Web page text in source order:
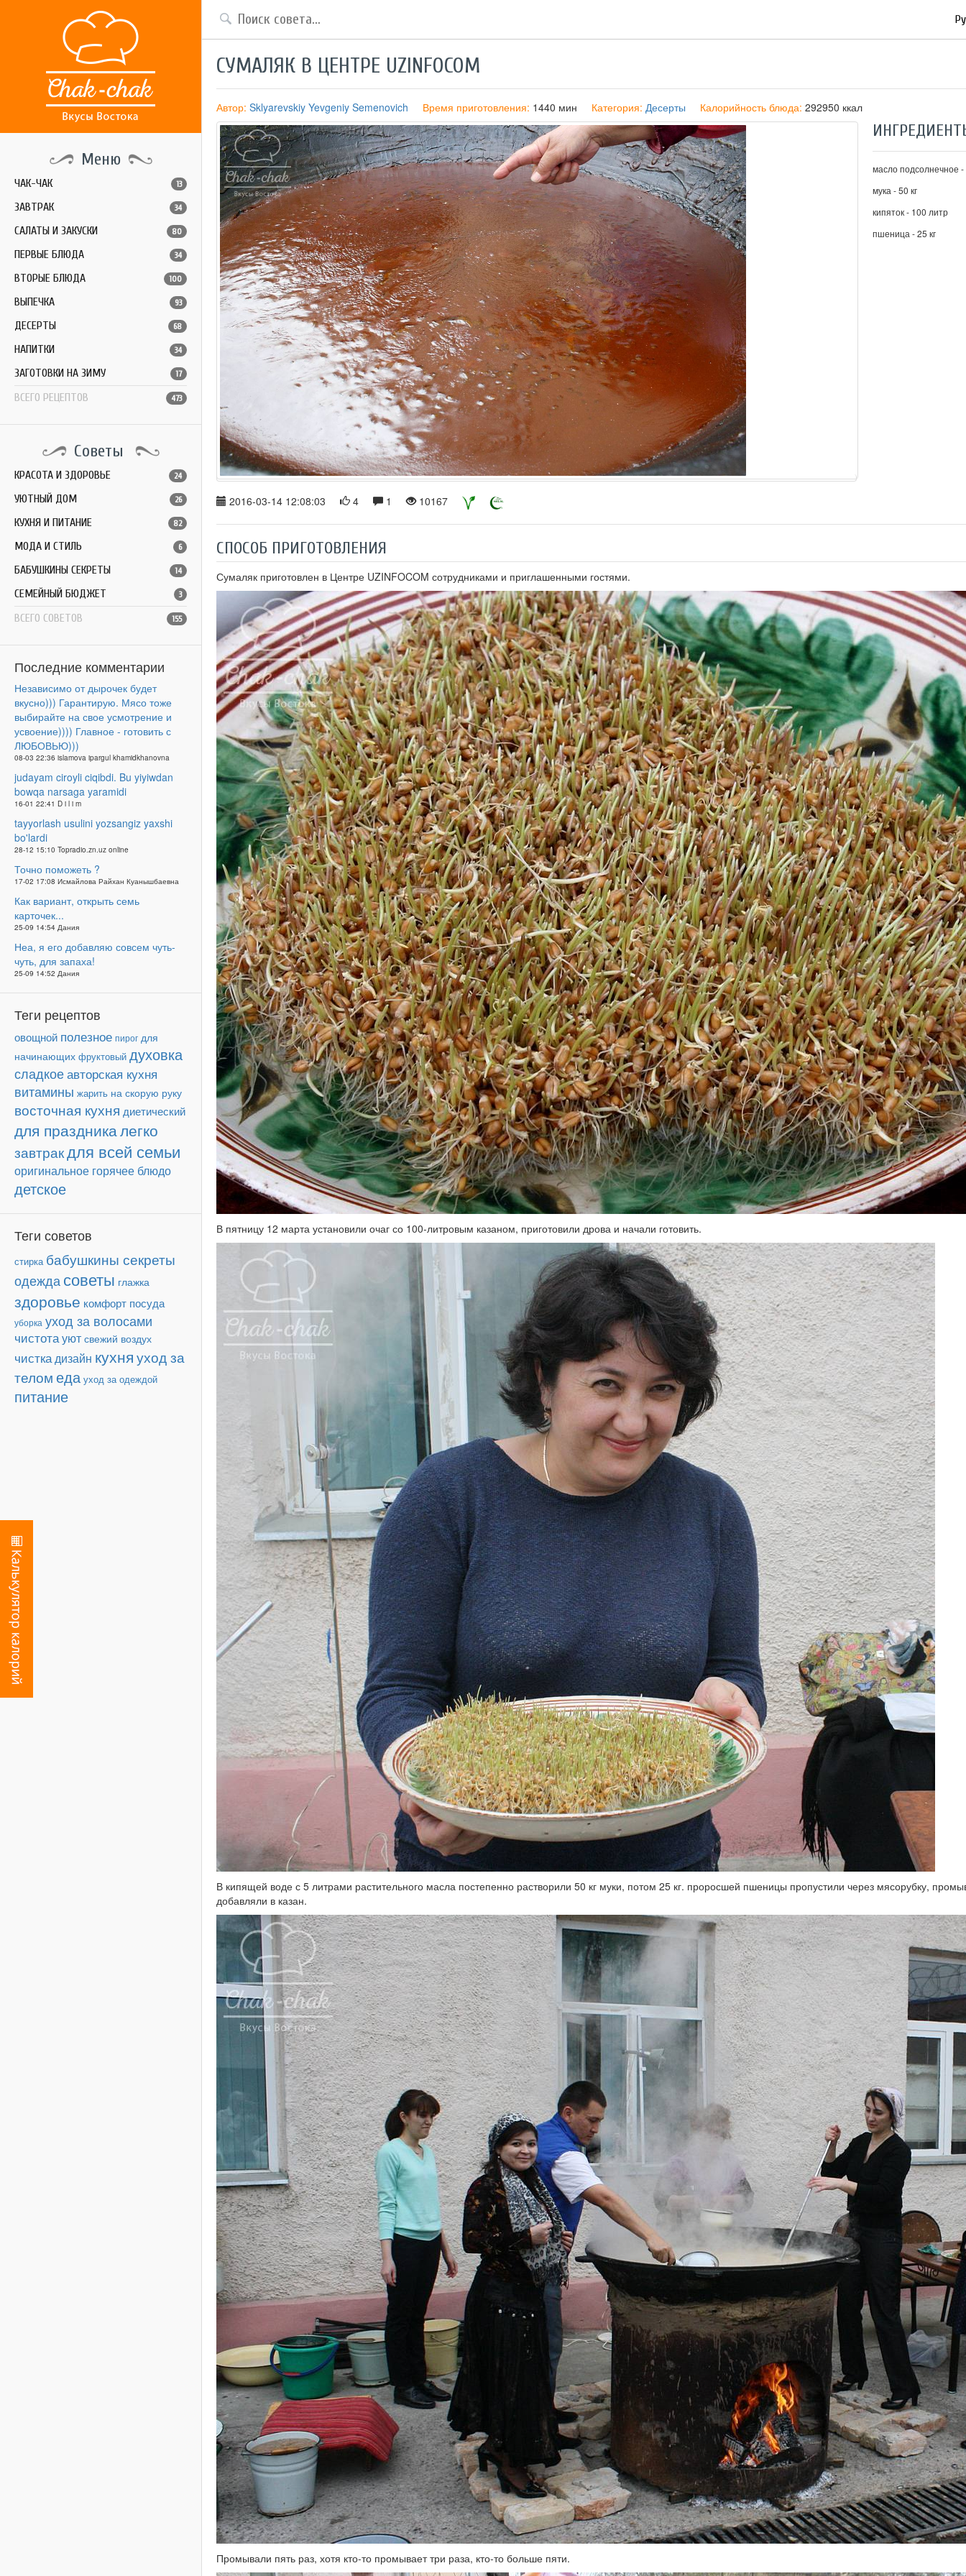
Меню
ЧАК-ЧАК 13
ЗАВТРАК 34
САЛАТЫ И ЗАКУСКИ 80
ПЕРВЫЕ БЛЮДА 34
ВТОРЫЕ БЛЮДА 100
ВЫПЕЧКА 93
ДЕСЕРТЫ 68
НАПИТКИ 34
ЗАГОТОВКИ НА ЗИМУ 17
ВСЕГО РЕЦЕПТОВ 473
Советы
КРАСОТА И ЗДОРОВЬЕ 24
УЮТНЫЙ ДОМ 26
КУХНЯ И ПИТАНИЕ 82
МОДА И СТИЛЬ 6
БАБУШКИНЫ СЕКРЕТЫ 14
СЕМЕЙНЫЙ БЮДЖЕТ 3
ВСЕГО СОВЕТОВ 155
Последние комментарии
Независимо от дырочек будет
вкусно))) Гарантирую. Мясо тоже
выбирайте на свое усмотрение и
усвоение)))) Главное - готовить с
ЛЮБОВЬЮ)))
08-03 22:36 islamova ipargul khamidkhanovna
judayam ciroyli ciqibdi. Bu yiyiwdan
bowqa narsaga yaramidi
16-01 22:41 D i l i m
tayyorlash usulini yozsangiz yaxshi
bo'lardi
28-12 15:10 Topradio.zn.uz online
Точно поможеть ?
17-02 17:08 Исмайлова Райхан Куанышбаевна
Как вариант, открыть семь
карточек...
25-09 14:54 Дания
Неа, я его добавляю совсем чуть-
чуть, для запаха!
25-09 14:52 Дания
Теги рецептов
овощной полезное пирог для
начинающих фруктовый духовка
сладкоеавторская кухня
витамины жарить на скорую руку
восточная кухня диетический
для праздникалегко
завтракдля всей семьи
оригинальное горячее блюдо
детское
Теги советов
стирка бабушкины секреты
одежда советы глажка
здоровье комфорт посуда
уборка уход за волосами
чистотауют свежий воздух
чисткадизайн кухняуход за
теломеда уход за одеждой
питание
СУМАЛЯК В ЦЕНТРЕ UZINFOCOM
Автор: Sklyarevskiy Yevgeniy Semenovich Время приготовления: 1440 мин Категория: Десерты Калорийность блюда: 292950 ккал
2016-03-14 12:08:03 4 1 10167
масло подсолнечное -
мука - 50 кг
кипяток - 100 литр
пшеница - 25 кг
СПОСОБ ПРИГОТОВЛЕНИЯ
Сумаляк приготовлен в Центре UZINFOCOM сотрудниками и приглашенными гостями.
В пятницу 12 марта установили очаг со 100-литровым казаном, приготовили дрова и начали готовить.
В кипящей воде с 5 литрами растительного масла постепенно растворили 50 кг муки, потом 25 кг. проросшей пшеницы пропустили через мясорубку,
добавляли в казан.
Промывали пять раз, хотя кто-то промывает три раза, кто-то больше пяти.